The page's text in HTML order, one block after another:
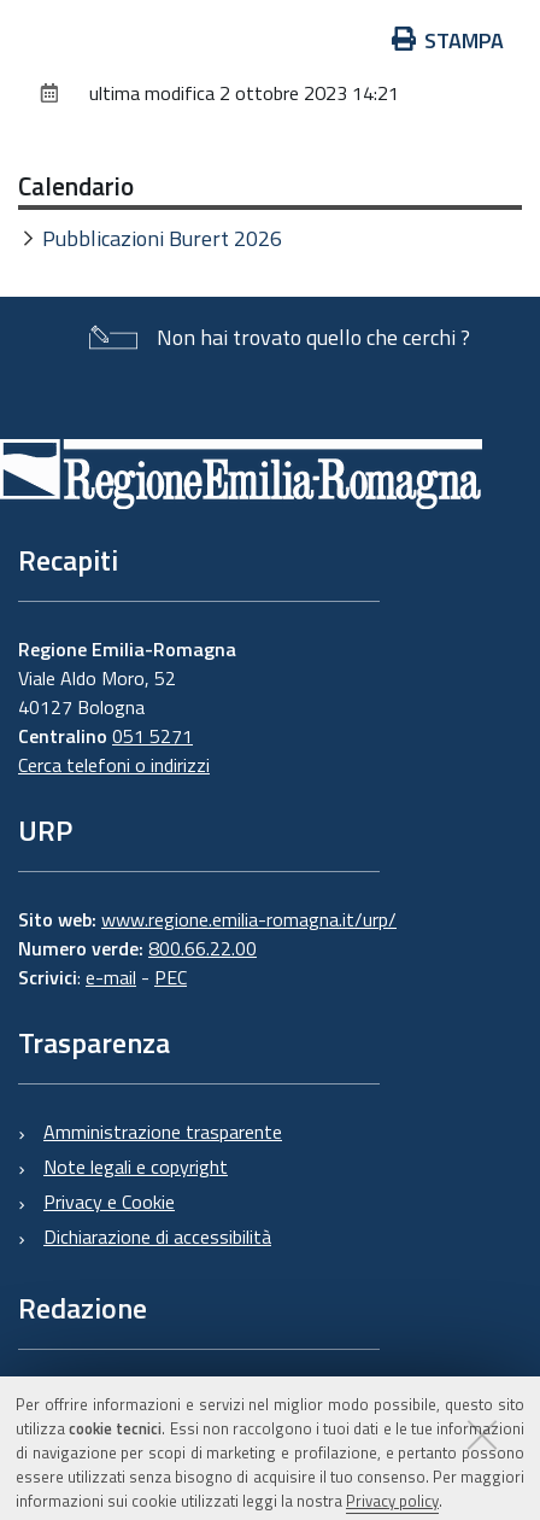
Per offrire informazioni e servizi nel miglior modo possibile, questo sito
utilizzacookie tecnici. Essi non raccolgono i tuoi dati e le tue informazioni
di navigazione per scopi di marketing e profilazione, e pertanto possono
essere utilizzati senza bisogno di acquisire il tuo consenso. Per maggiori
informazioni sui cookie utilizzati leggi la nostra Privacy policy.
documento
STAMPA
ultima modifica 2 ottobre 2023 14:21
Calendario
Pubblicazioni Burert 2026
Non hai trovato quello che cerchi ?
di
pagina
Recapiti
Regione Emilia-Romagna
Viale Aldo Moro, 52
40127 Bologna
Centralino 051 5271
Cerca telefoni o indirizzi
URP
Sito web: www.regione.emilia-romagna.it/urp/
Numero verde: 800.66.22.00
Scrivici: e-mail - PEC
Trasparenza
Amministrazione trasparente
Note legali e copyright
Privacy e Cookie
Dichiarazione di accessibilità
Redazione
Informazioni sul Burert
e contatti